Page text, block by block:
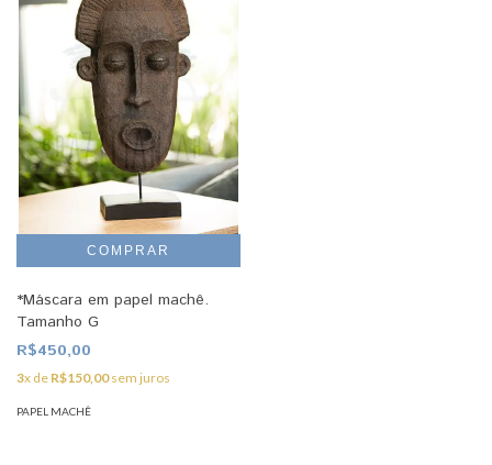
*Máscara em papel machê.
Tamanho G
R$450,00
3x de R$150,00sem juros
PAPEL MACHÊ